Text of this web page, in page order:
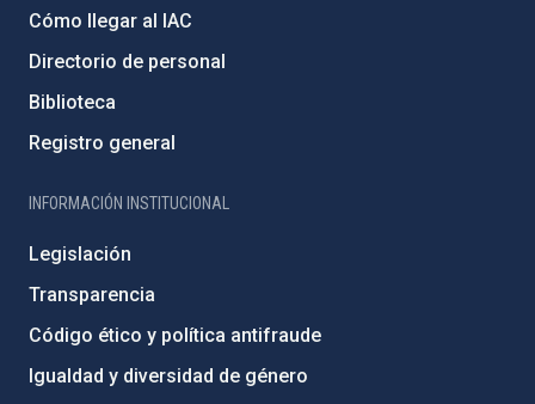
Cómo llegar al IAC
Directorio de personal
Biblioteca
Registro general
INFORMACIÓN INSTITUCIONAL
Legislación
Transparencia
Código ético y política antifraude
Igualdad y diversidad de género